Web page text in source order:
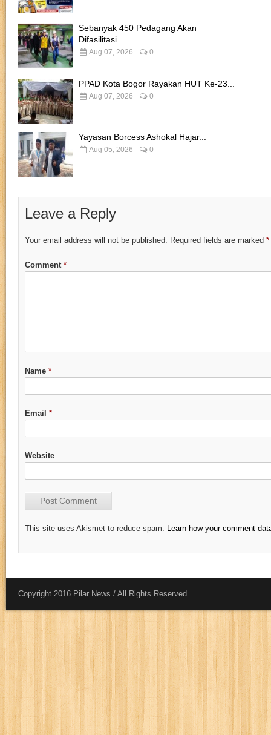
Sebanyak 450 Pedagang Akan
Difasilitasi...
Aug 07, 2026 0
PPAD Kota Bogor Rayakan HUT Ke-23...
Aug 07, 2026 0
Yayasan Borcess Ashokal Hajar...
Aug 05, 2026 0
Leave a Reply
Your email address will not be published. Required fields are marked *
Comment *
Name *
Email *
Website
This site uses Akismet to reduce spam. Learn how your comment
Copyright 2016 Pilar News / All Rights Reserved